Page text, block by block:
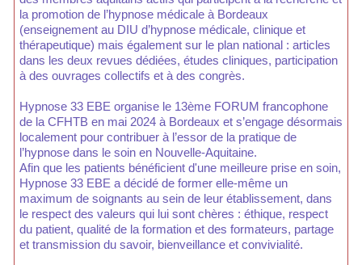
la promotion de l’hypnose médicale à Bordeaux
(enseignement au DIU d’hypnose médicale, clinique et
thérapeutique) mais également sur le plan national : articles
dans les deux revues dédiées, études cliniques, participation
à des ouvrages collectifs et à des congrès.
Hypnose 33 EBE organise le 13ème FORUM francophone
de la CFHTB en mai 2024 à Bordeaux et s’engage désormais
localement pour contribuer à l’essor de la pratique de
l’hypnose dans le soin en Nouvelle-Aquitaine.
Afin que les patients bénéficient d'une meilleure prise en soin,
Hypnose 33 EBE a décidé de former elle-même un
maximum de soignants au sein de leur établissement, dans
le respect des valeurs qui lui sont chères : éthique, respect
du patient, qualité de la formation et des formateurs, partage
et transmission du savoir, bienveillance et convivialité.